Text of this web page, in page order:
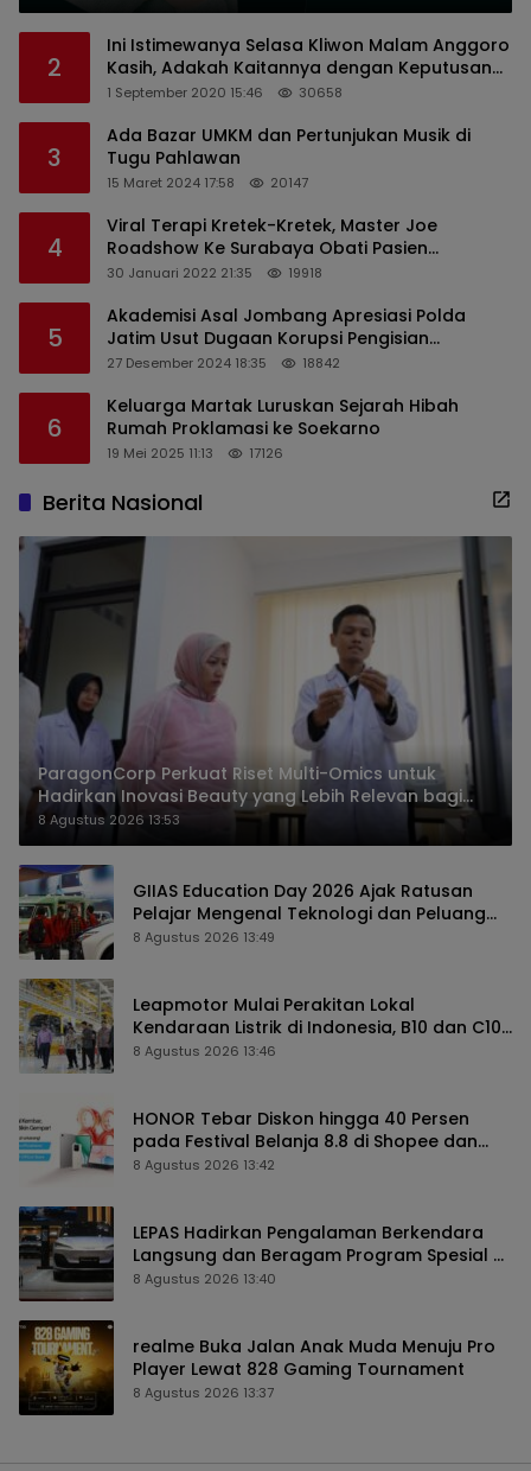
2
Ini Istimewanya Selasa Kliwon Malam Anggoro
Kasih, Adakah Kaitannya dengan Keputusan
PDIP?
1 September 2020 15:46 30658
3
Ada Bazar UMKM dan Pertunjukan Musik di
Tugu Pahlawan
15 Maret 2024 17:58 20147
4
Viral Terapi Kretek-Kretek, Master Joe
Roadshow Ke Surabaya Obati Pasien
Sekaligus Edukasi Masyarakat
30 Januari 2022 21:35 19918
5
Akademisi Asal Jombang Apresiasi Polda
Jatim Usut Dugaan Korupsi Pengisian
Perangkat Desa di Kediri
27 Desember 2024 18:35 18842
6
Keluarga Martak Luruskan Sejarah Hibah
Rumah Proklamasi ke Soekarno
19 Mei 2025 11:13 17126
Berita Nasional
ParagonCorp Perkuat Riset Multi-Omics untuk
Hadirkan Inovasi Beauty yang Lebih Relevan bagi
Masyarakat Indonesia
8 Agustus 2026 13:53
GIIAS Education Day 2026 Ajak Ratusan
Pelajar Mengenal Teknologi dan Peluang
Karier Industri Otomotif
8 Agustus 2026 13:49
Leapmotor Mulai Perakitan Lokal
Kendaraan Listrik di Indonesia, B10 dan C10
Jadi Model Perdana
8 Agustus 2026 13:46
HONOR Tebar Diskon hingga 40 Persen
pada Festival Belanja 8.8 di Shopee dan
TikTok Shop
8 Agustus 2026 13:42
LEPAS Hadirkan Pengalaman Berkendara
Langsung dan Beragam Program Spesial di
GIIAS 2026
8 Agustus 2026 13:40
realme Buka Jalan Anak Muda Menuju Pro
Player Lewat 828 Gaming Tournament
8 Agustus 2026 13:37